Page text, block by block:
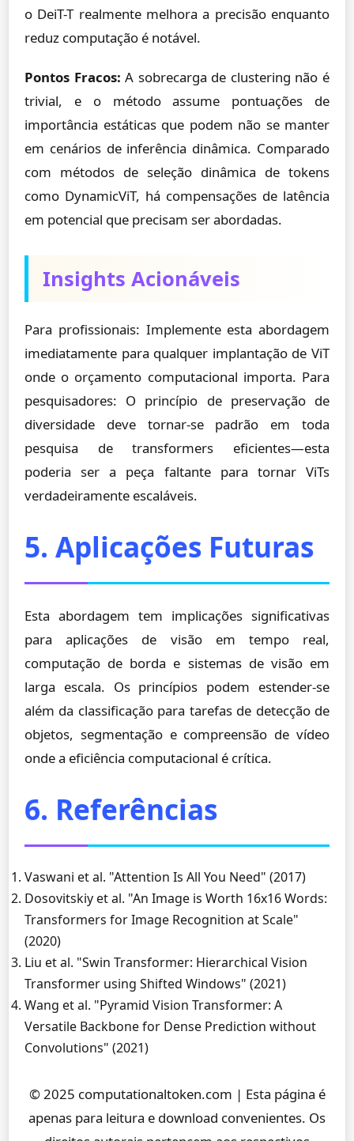
o DeiT-T realmente melhora a precisão enquanto
reduz computação é notável.
Pontos Fracos: A sobrecarga de clustering não é
trivial, e o método assume pontuações de
importância estáticas que podem não se manter
em cenários de inferência dinâmica. Comparado
com métodos de seleção dinâmica de tokens
como DynamicViT, há compensações de latência
em potencial que precisam ser abordadas.
Insights Acionáveis
Para profissionais: Implemente esta abordagem
imediatamente para qualquer implantação de ViT
onde o orçamento computacional importa. Para
pesquisadores: O princípio de preservação de
diversidade deve tornar-se padrão em toda
pesquisa de transformers eficientes—esta
poderia ser a peça faltante para tornar ViTs
verdadeiramente escaláveis.
5. Aplicações Futuras
Esta abordagem tem implicações significativas
para aplicações de visão em tempo real,
computação de borda e sistemas de visão em
larga escala. Os princípios podem estender-se
além da classificação para tarefas de detecção de
objetos, segmentação e compreensão de vídeo
onde a eficiência computacional é crítica.
6. Referências
Vaswani et al. "Attention Is All You Need" (2017)
Dosovitskiy et al. "An Image is Worth 16x16 Words:
Transformers for Image Recognition at Scale"
(2020)
Liu et al. "Swin Transformer: Hierarchical Vision
Transformer using Shifted Windows" (2021)
Wang et al. "Pyramid Vision Transformer: A
Versatile Backbone for Dense Prediction without
Convolutions" (2021)
© 2025 computationaltoken.com | Esta página é
apenas para leitura e download convenientes. Os